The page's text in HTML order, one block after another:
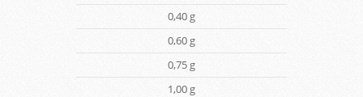
0,40 g
0,60 g
0,75 g
1,00 g